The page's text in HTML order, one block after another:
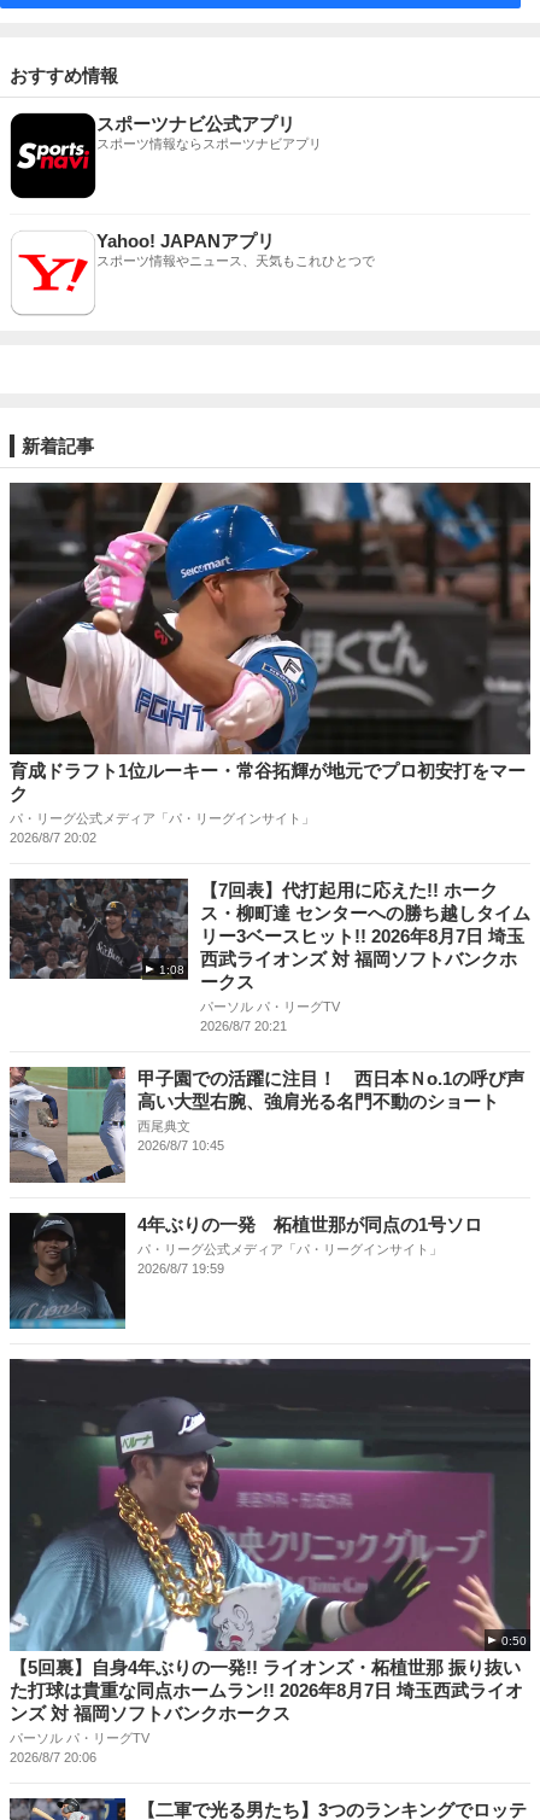
おすすめ情報
スポーツナビ公式アプリ
スポーツ情報ならスポーツナビアプリ
Yahoo! JAPANアプリ
スポーツ情報やニュース、天気もこれひとつで
新着記事
育成ドラフト1位ルーキー・常谷拓輝が地元でプロ初安打をマー
ク
パ・リーグ公式メディア「パ・リーグインサイト」
2026/8/7 20:02
1:08
【7回表】代打起用に応えた!! ホーク
ス・柳町達 センターへの勝ち越しタイム
リー3ベースヒット!! 2026年8月7日 埼玉
西武ライオンズ 対 福岡ソフトバンクホ
ークス
パーソル パ・リーグTV
2026/8/7 20:21
甲子園での活躍に注目！ 西日本Ｎo.1の呼び声
高い大型右腕、強肩光る名門不動のショート
西尾典文
2026/8/7 10:45
4年ぶりの一発 柘植世那が同点の1号ソロ
パ・リーグ公式メディア「パ・リーグインサイト」
2026/8/7 19:59
0:50
【5回裏】自身4年ぶりの一発!! ライオンズ・柘植世那 振り抜い
た打球は貴重な同点ホームラン!! 2026年8月7日 埼玉西武ライオ
ンズ 対 福岡ソフトバンクホークス
パーソル パ・リーグTV
2026/8/7 20:06
【二軍で光る男たち】3つのランキングでロッテ